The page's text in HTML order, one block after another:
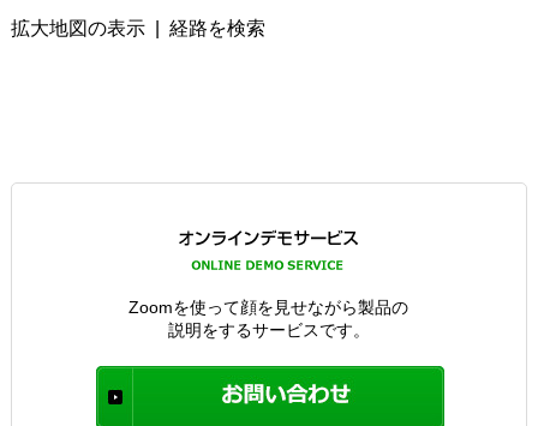
拡大地図の表示| 経路を検索
Zoomを使って顔を見せながら製品の
説明をするサービスです。